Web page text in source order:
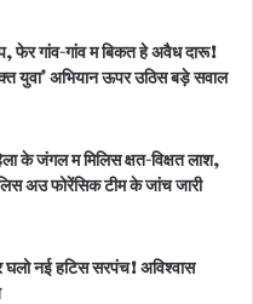
फेर गांव-गांव म बिकत हे अवैध दारू!
युवा’ अभियान ऊपर उठिस बड़े सवाल
के जंगल म मिलिस क्षत-विक्षत लाश,
अउ फोरेंसिक टीम के जांच जारी
घलो नई हटिस सरपंच! अविश्वास